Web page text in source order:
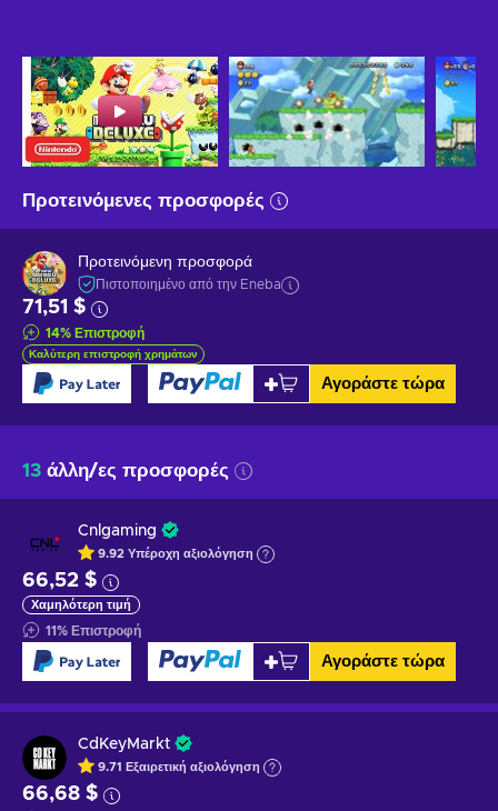
Προτεινόμενες προσφορές
Προτεινόμενη προσφορά
Πιστοποιημένο από την Eneba
71,51 $
14% Επιστροφή
Καλύτερη επιστροφή χρημάτων
Αγοράστε τώρα
13 άλλη/ες προσφορές
Cnlgaming
9.92 Υπέροχη αξιολόγηση
66,52 $
Χαμηλότερη τιμή
11% Επιστροφή
Αγοράστε τώρα
CdKeyMarkt
9.71 Εξαιρετική αξιολόγηση
66,68 $